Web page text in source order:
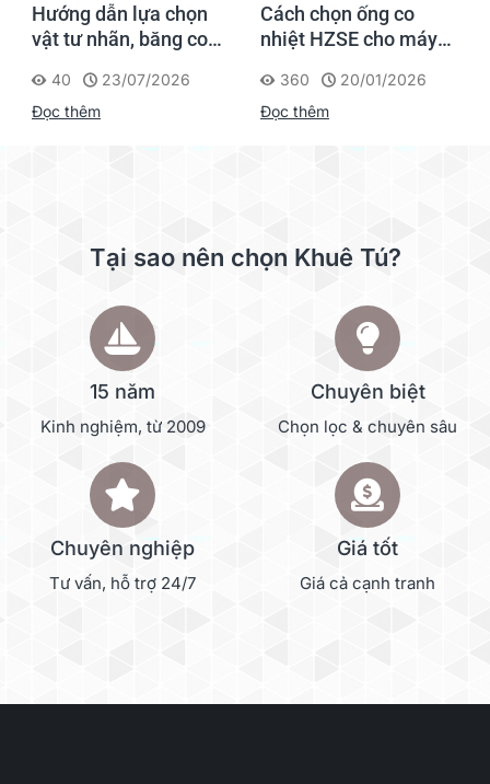
Hướng dẫn lựa chọn
vật tư nhãn, băng co
Supvan G15M Pro
40
23/07/2026
Đọc thêm
Cách chọn ống co
nhiệt HZSE cho máy in
360
20/01/2026
Đọc thêm
Tại sao nên chọn Khuê Tú?
15 năm
Kinh nghiệm, từ 2009
Chuyên biệt
Chọn lọc & chuyên sâu
Chuyên nghiệp
Tư vấn, hỗ trợ 24/7
Giá tốt
Giá cả cạnh tranh